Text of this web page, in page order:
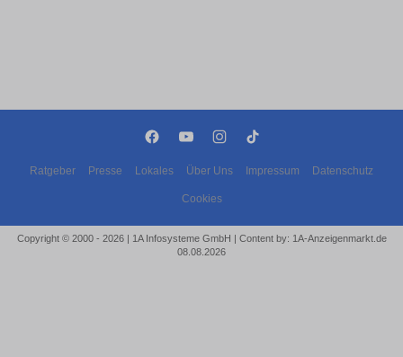
Ratgeber Presse Lokales Über Uns Impressum Datenschutz
Cookies
Copyright © 2000 - 2026 | 1A Infosysteme GmbH | Content by: 1A-Anzeigenmarkt.de
08.08.2026